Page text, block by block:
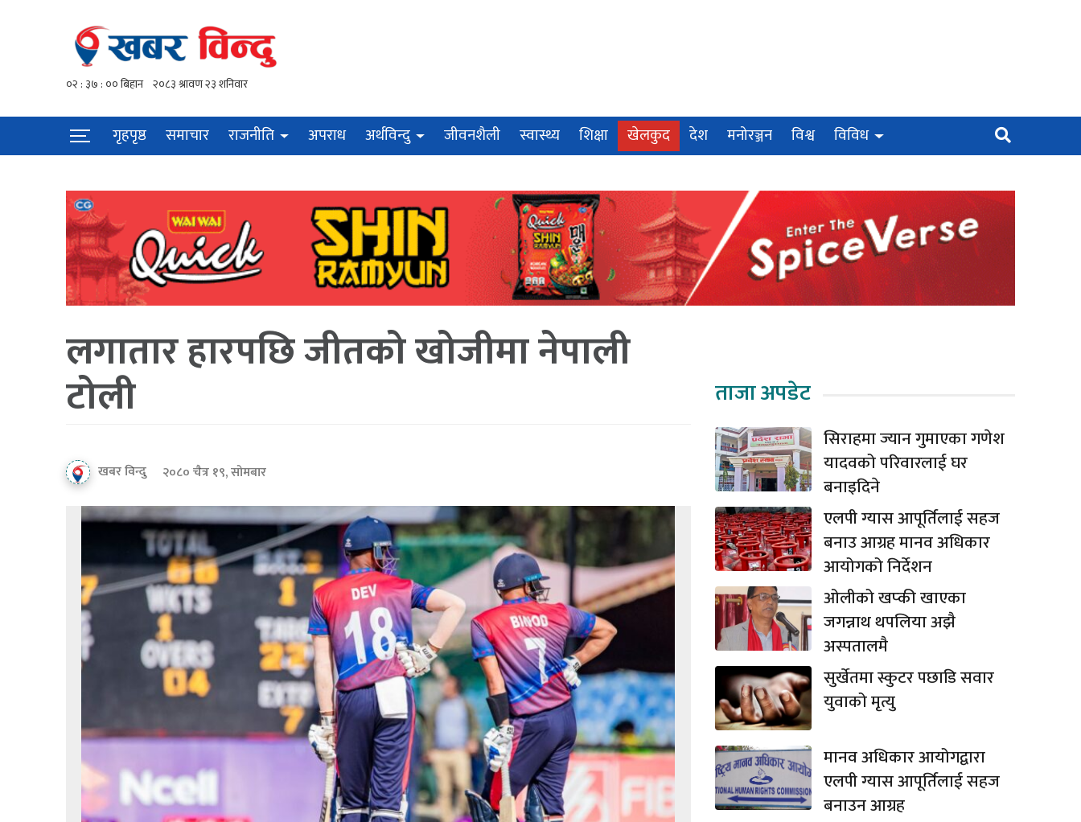
गृहपृष्ठ समाचार राजनीति अपराध अर्थविन्दु जीवनशैली स्वास्थ्य शिक्षा खेलकुद देश मनोरञ्जन विश्व विविध
लगातार हारपछि जीतको खोजीमा नेपाली
टोली
खबर विन्दु २०८० चैत्र १९, सोमबार
ताजा अपडेट
सिराहमा ज्यान गुमाएका गणेश
यादवको परिवारलाई घर
बनाइदिने
एलपी ग्यास आपूर्तिलाई सहज
बनाउ आग्रह मानव अधिकार
आयोगको निर्देशन
ओलीको खप्की खाएका
जगन्नाथ थपलिया अझै
अस्पतालमै
सुर्खेतमा स्कुटर पछाडि सवार
युवाको मृत्यु
मानव अधिकार आयोगद्वारा
एलपी ग्यास आपूर्तिलाई सहज
बनाउन आग्रह